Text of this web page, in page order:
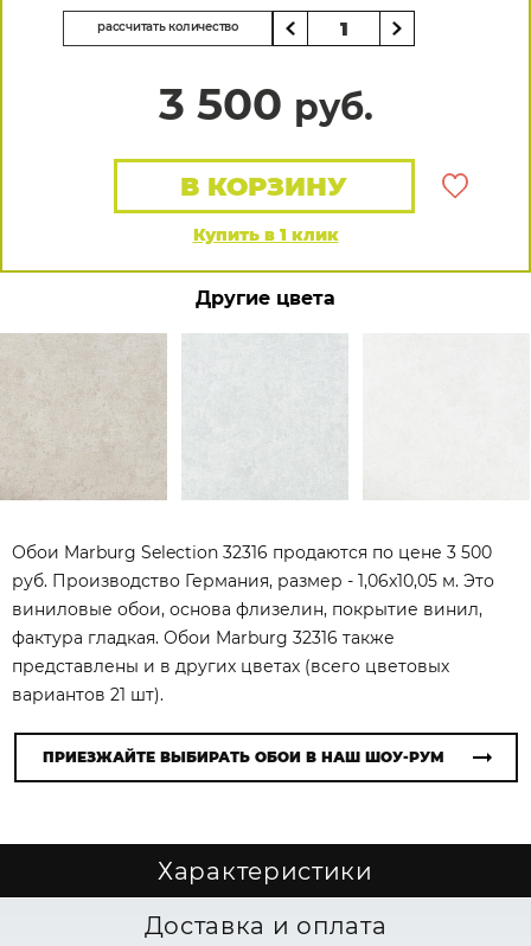
рассчитать количество
3 500 руб.
Купить в 1 клик
В КОРЗИНУ
Другие цвета
Обои Marburg Selection 32316 продаются по цене 3 500
руб. Производство Германия, размер - 1,06x10,05 м. Это
виниловые обои, основа флизелин, покрытие винил,
фактура гладкая. Обои Marburg 32316 также
представлены и в других цветах (всего цветовых
вариантов 21 шт).
ПРИЕЗЖАЙТЕ ВЫБИРАТЬ ОБОИ В НАШ ШОУ-РУМ
Характеристики
Доставка и оплата